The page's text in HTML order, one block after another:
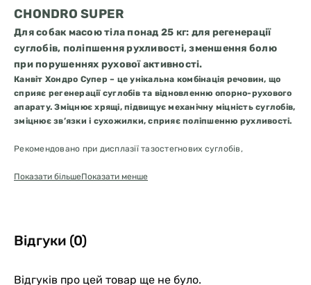
CHONDRO SUPER
Для собак масою тіла понад 25 кг: для регенерації
суглобів, поліпшення рухливості, зменшення болю
при порушеннях рухової активності.
Канвіт Хондро Супер – це унікальна комбінація речовин, що
сприяє регенерації суглобів та відновленню опорно-рухового
апарату. Зміцнює хрящі, підвищує механічну міцність суглобів,
зміцнює зв’язки і сухожилки, сприяє поліпшенню рухливості.
Рекомендовано при дисплазії тазостегнових суглобів,
високого навантаження на опорно-руховий апарат, літнім
еластичності хрящів.
– МСМ (органічна сполука сірки) для зміцнення зв’язок і
– Глюкозамін та хондроїтин для живлення суглобів.
Показати більшеПоказати менше
Відгуки (0)
Відгуків про цей товар ще не було.